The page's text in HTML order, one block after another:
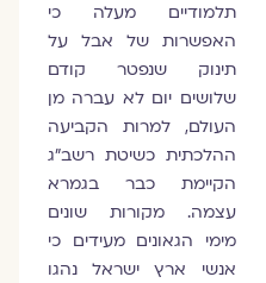
תלמודיים מעלה כי
האפשרות של אבל על
תינוק שנפטר קודם
שלושים יום לא עברה מן
העולם, למרות הקביעה
ההלכתית כשיטת רשב"ג
הקיימת כבר בגמרא
עצמה. מקורות שונים
מימי הגאונים מעידים כי
אנשי ארץ ישראל נהגו